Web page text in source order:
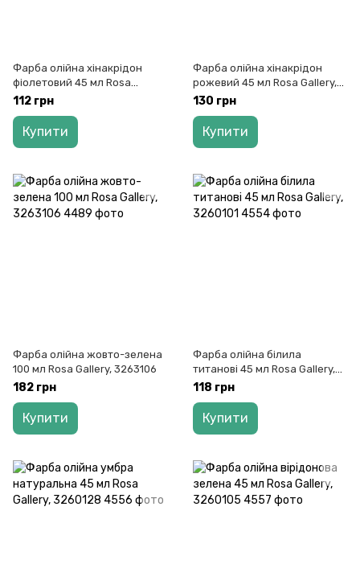
Фарба олійна хінакрідон
фіолетовий 45 мл Rosa
Gallery, 3260155
112 грн
Купити
Фарба олійна хінакрідон
рожевий 45 мл Rosa Gallery,
3260123
130 грн
Купити
Фарба олійна жовто-зелена
100 мл Rosa Gallery, 3263106
182 грн
Купити
Фарба олійна білила
титанові 45 мл Rosa Gallery,
3260101
118 грн
Купити